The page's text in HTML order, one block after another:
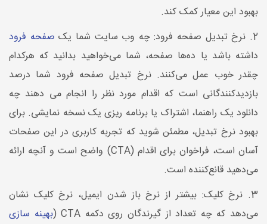
بهبود این معیار کمک کند.
2. نرخ تبدیل صفحه فرود: چه وب سایت شما یک
صفحه فرود
داشته باشد یا ده‌ها صفحه، شما می‌خواهید بدانید که هرکدام
چقدر خوب عمل می‌کنند. نرخ تبدیل صفحه فرود شما درصد
بازدیدکنندگانی است که اقدام مورد نظر را انجام می دهند چه
دانلود یک راهنما، اشتراک یا برنامه ریزی یک نسخه نمایشی. برای
بهبود نرخ تبدیل، مطمئن شوید که تجربه کاربری در این صفحات
آسان است، فراخوان برای اقدام (CTA) واضح است و آنچه ارائه
می‌دهید قانع‌کننده است.
3. نرخ کلیک: بیشتر از نرخ باز شدن ایمیل، نرخ کلیک نشان
می‌دهد که چه تعداد از گیرندگان روی دکمه CTA (
بهینه سازی